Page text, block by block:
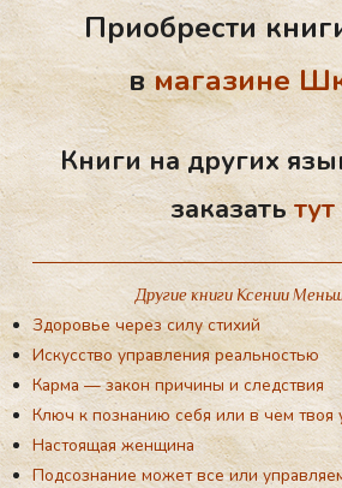
4(1/15)
Приобрести
вмагазине
Книги на других
заказать
Другие книги Ксении
Здоровье через силу стихий